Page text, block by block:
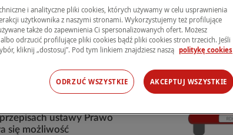
go. Złóż
nabycia lub
do niedawna rejestracja
nie zawsze jest
to kosztuje.
ustawy Prawo
się możliwość
i analityczne pliki cookies, których używamy w celu usprawnienia
użytkownika z naszymi stronami. Wykorzystujemy też profilujące
także do zapewnienia Ci spersonalizowanych ofert. Możesz
odrzucić profilujące pliki cookies bądź pliki cookies stron trzecich. Jeśli
kliknij „dostosuj”. Pod tym linkiem znajdziesz naszą politykę cookies
ODRZUĆ WSZYSTKIE AKCEPTUJ WSZYSTKIE